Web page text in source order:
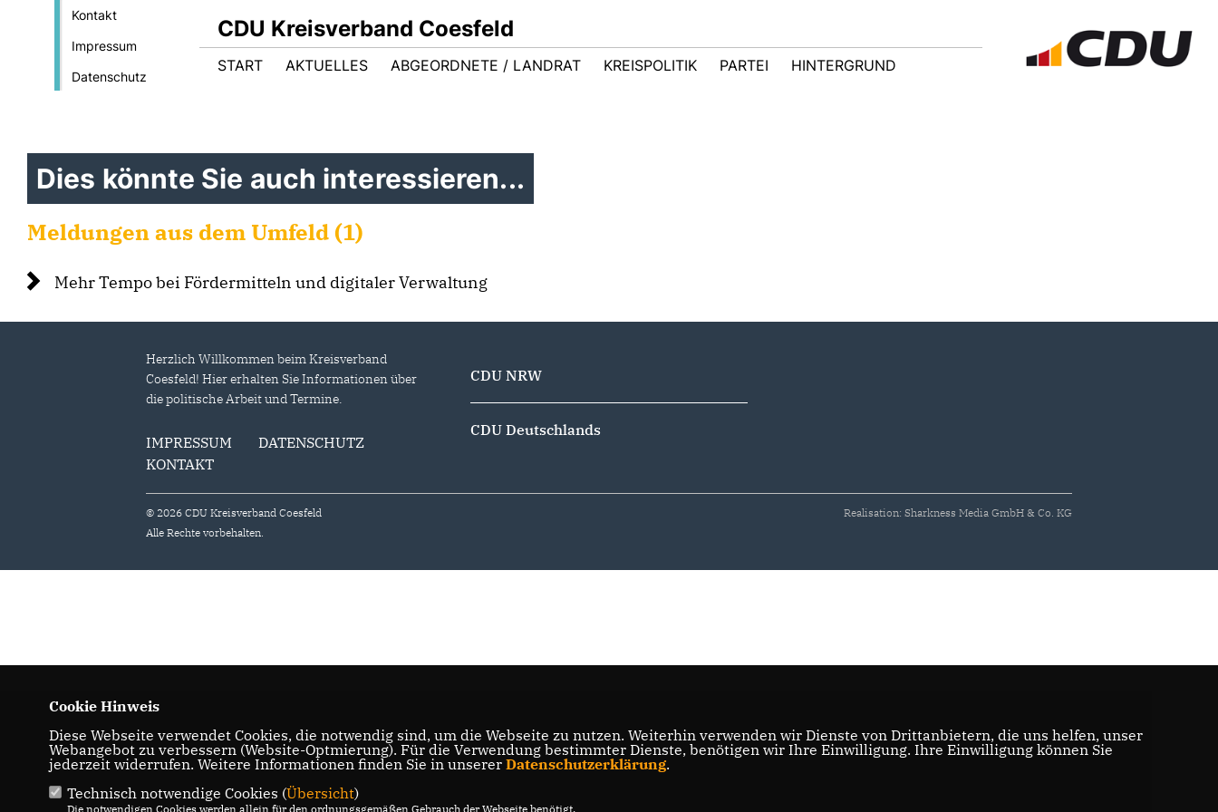
Kontakt
Impressum
Datenschutz
CDU Kreisverband Coesfeld
START AKTUELLES ABGEORDNETE / LANDRAT KREISPOLITIK PARTEI HINTERGRUND
Dies könnte Sie auch interessieren...
Meldungen aus dem Umfeld (1)
Mehr Tempo bei Fördermitteln und digitaler Verwaltung
Herzlich Willkommen beim Kreisverband
Coesfeld! Hier erhalten Sie Informationen über
die politische Arbeit und Termine.
IMPRESSUM
DATENSCHUTZ
KONTAKT
CDU NRW
CDU Deutschlands
© 2026 CDU Kreisverband Coesfeld
Alle Rechte vorbehalten.
Realisation: Sharkness Media GmbH & Co. KG
Cookie Hinweis
Diese Webseite verwendet Cookies, die notwendig sind, um die Webseite zu nutzen. Weiterhin verwenden wir Dienste von Drittanbietern, die uns helfen, unser
Webangebot zu verbessern (Website-Optmierung). Für die Verwendung bestimmter Dienste, benötigen wir Ihre Einwilligung. Ihre Einwilligung können Sie
jederzeit widerrufen. Weitere Informationen finden Sie in unserer Datenschutzerklärung.
Technisch notwendige Cookies (Übersicht)
Die notwendigen Cookies werden allein für den ordnungsgemäßen Gebrauch der Webseite benötigt.